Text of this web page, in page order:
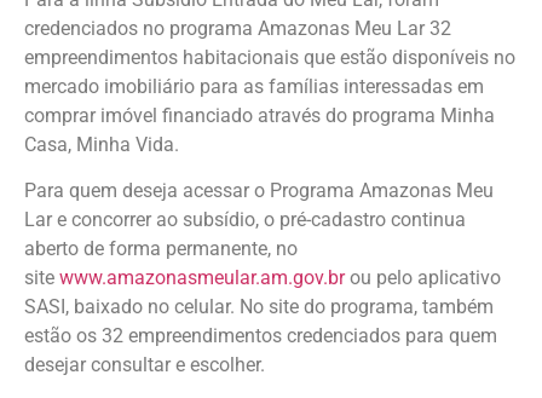
credenciados no programa Amazonas Meu Lar 32
empreendimentos habitacionais que estão disponíveis no
mercado imobiliário para as famílias interessadas em
comprar imóvel financiado através do programa Minha
Casa, Minha Vida.
Para quem deseja acessar o Programa Amazonas Meu
Lar e concorrer ao subsídio, o pré-cadastro continua
aberto de forma permanente, no
site www.amazonasmeular.am.gov.brou pelo aplicativo
SASI, baixado no celular. No site do programa, também
estão os 32 empreendimentos credenciados para quem
desejar consultar e escolher.